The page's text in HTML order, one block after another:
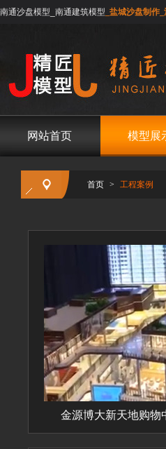
南通沙盘模型_南通建筑模型 _盐城沙盘制作
网站首页 模型展
首页 > 工程案例
金源博大新天地购物